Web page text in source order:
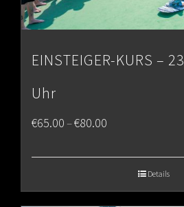
EINSTEIGER-KURS –
Uhr
€65.00–€80.00
Details